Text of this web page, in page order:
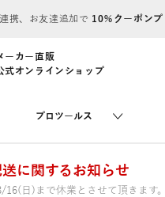
携、お友達追加で 10％クーポンプ
ーカー直販
式オンラインショップ
プロツールス
に関するお知らせ
日)まで休業とさせて頂きます。